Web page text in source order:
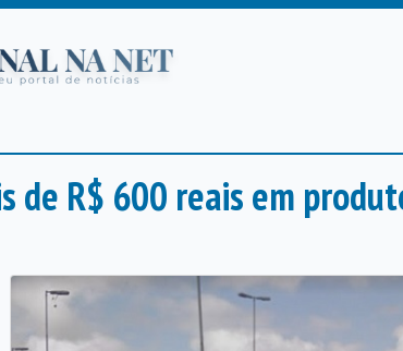
de R$ 600 reais em